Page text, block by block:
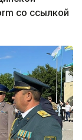
со ссылкой